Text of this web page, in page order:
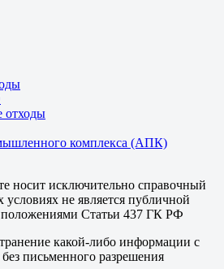
отходы
комплекса (АПК)
носит исключительно справочный
условиях не является публичной
положениями Статьи 437 ГК РФ
какой-либо информации с
письменного разрешения